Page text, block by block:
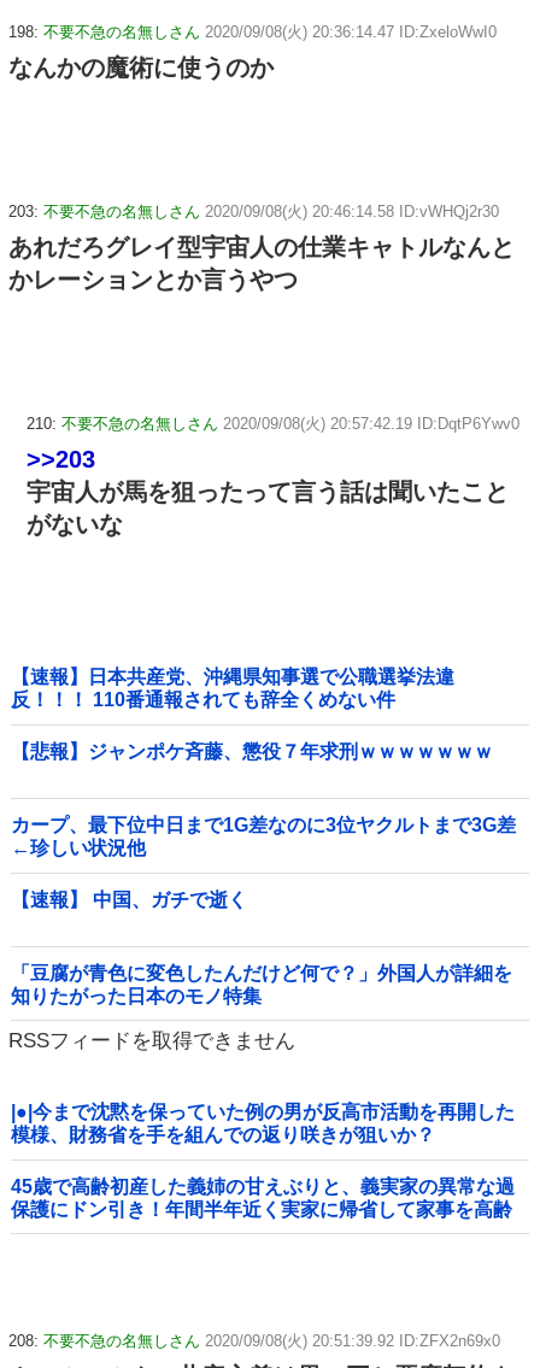
198: 不要不急の名無しさん 2020/09/08(火) 20:36:14.47 ID:ZxeloWwI0
なんかの魔術に使うのか
203: 不要不急の名無しさん 2020/09/08(火) 20:46:14.58 ID:vWHQj2r30
あれだろグレイ型宇宙人の仕業キャトルなんと
かレーションとか言うやつ
210: 不要不急の名無しさん 2020/09/08(火) 20:57:42.19 ID:DqtP6Ywv0
>>203
宇宙人が馬を狙ったって言う話は聞いたこと
がないな
【速報】日本共産党、沖縄県知事選で公職選挙法違
反！！！ 110番通報されても辞全くめない件
【悲報】ジャンポケ斉藤、懲役７年求刑ｗｗｗｗｗｗｗ
カープ、最下位中日まで1G差なのに3位ヤクルトまで3G差
←珍しい状況他
【速報】 中国、ガチで逝く
「豆腐が青色に変色したんだけど何で？」外国人が詳細を
知りたがった日本のモノ特集
RSSフィードを取得できません
|●|今まで沈黙を保っていた例の男が反高市活動を再開した
模様、財務省を手を組んでの返り咲きが狙いか？
45歳で高齢初産した義姉の甘えぶりと、義実家の異常な過
保護にドン引き！年間半年近く実家に帰省して家事を高齢
親に丸投げし、新幹線の移動すら義兄に送迎させてい
208: 不要不急の名無しさん 2020/09/08(火) 20:51:39.92 ID:ZFX2n69x0